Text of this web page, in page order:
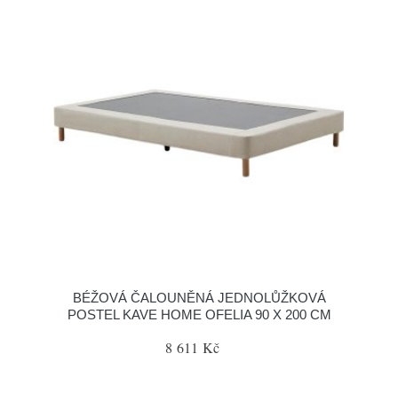
BÉŽOVÁ ČALOUNĚNÁ JEDNOLŮŽKOVÁ
POSTEL KAVE HOME OFELIA 90 X 200 CM
8 611 Kč